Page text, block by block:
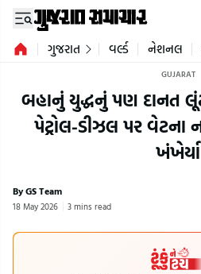
ગુજરાત વર્લ્ડ નેશનલ
GUJARAT
બહાનું યુદ્ધનું પણ દાનત
પેટ્રોલ-ડીઝલ પર વેટના
ખંખેર્યા
By GS Team
18 May 2026 3 mins read